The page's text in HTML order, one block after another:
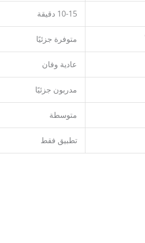
10-15 دقيقة
متوفرة جزئيًا
عادية وفان
مدربون جزئيًا
متوسطة
تطبيق فقط